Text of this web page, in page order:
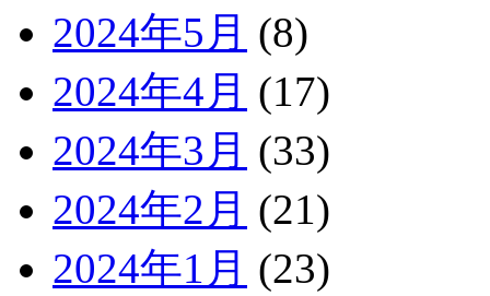
2024年5月 (8)
2024年4月 (17)
2024年3月 (33)
2024年2月 (21)
2024年1月 (23)